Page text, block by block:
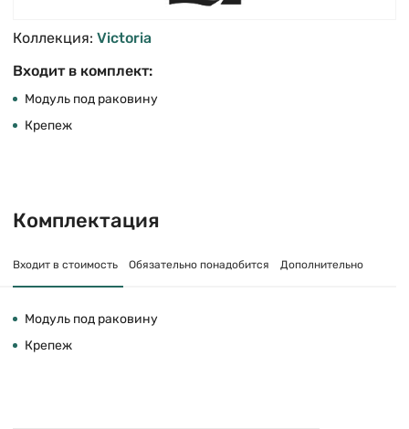
Коллекция: Victoria
Входит в комплект:
Модуль под раковину
Крепеж
Комплектация
Входит в стоимость Обязательно понадобится Дополнительно
Модуль под раковину
Крепеж